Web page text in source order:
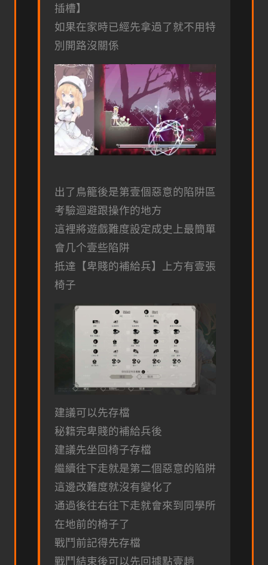
插槽】
如果在家時已經先拿過了就不用特
別開路沒關係
出了鳥籠後是第壹個惡意的陷阱區
考驗迴避跟操作的地方
這裡將遊戲難度設定成史上最簡單
會几个壹些陷阱
抵達【卑賤的補給兵】上方有壹張
椅子
建議可以先存檔
秘籍完卑賤的補給兵後
建議先坐回椅子存檔
繼續往下走就是第二個惡意的陷阱
這邊改難度就沒有變化了
通過後往右往下走就會來到同學所
在地前的椅子了
戰鬥前記得先存檔
戰鬥結束後可以先回據點壹趟